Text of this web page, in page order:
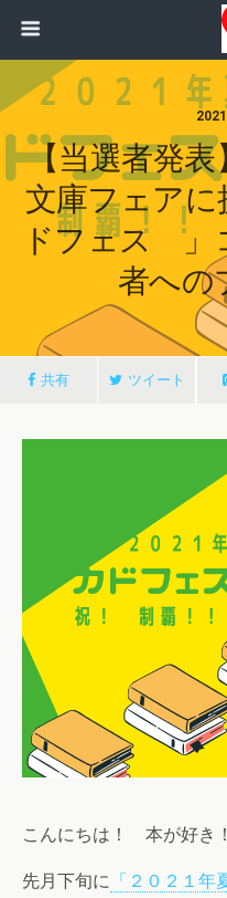
【当選者発表
文庫フェア
ドフェス 」
者への
共有 ツイート
こんにちは！ 本が好き
先月下旬に 「２０２１